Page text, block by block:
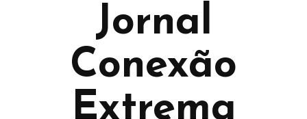
Jornal
Conexão
Extrema